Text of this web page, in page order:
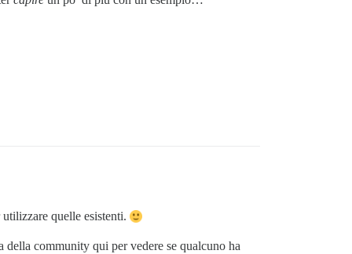
quelle esistenti.
della community qui per vedere se qualcuno ha